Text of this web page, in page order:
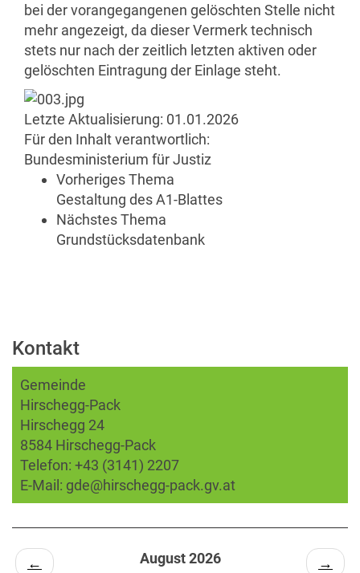
bei der vorangegangenen gelöschten Stelle nicht
mehr angezeigt, da dieser Vermerk technisch
stets nur nach der zeitlich letzten aktiven oder
gelöschten Eintragung der Einlage steht.
Letzte Aktualisierung: 01.01.2026
Für den Inhalt verantwortlich:
Bundesministerium für Justiz
Vorheriges Thema
Gestaltung des A1-Blattes
Nächstes Thema
Grundstücksdatenbank
Kontakt
Gemeinde
Hirschegg-Pack
Hirschegg 24
8584 Hirschegg-Pack
Telefon: +43 (3141) 2207
E-Mail: gde@hirschegg-pack.gv.at
← August 2026 →